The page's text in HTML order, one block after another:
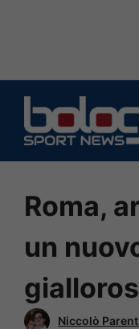
contenuto
Roma,
un
Niccolò